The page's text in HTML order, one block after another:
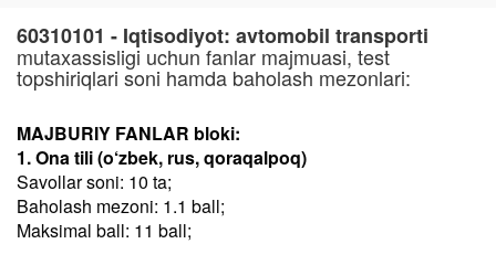
60310101 - Iqtisodiyot: avtomobil transporti
mutaxassisligi uchun fanlar majmuasi, test
topshiriqlari soni hamda baholash mezonlari:
MAJBURIY FANLAR bloki:
1. Ona tili (o‘zbek, rus, qoraqalpoq)
Savollar soni: 10 ta;
Baholash mezoni: 1.1 ball;
Maksimal ball: 11 ball;